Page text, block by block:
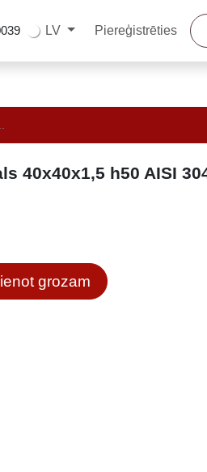
LV Piereģistrēties
h50 AISI 304
grozam